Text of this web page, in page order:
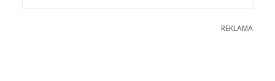
REKLAMA